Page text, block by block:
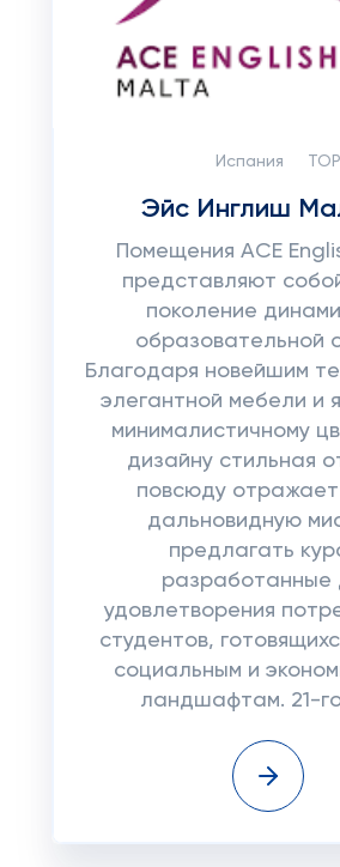
Испания
Эйс Инглиш
Помещения ACE
представляют
поколение
образовательной
Благодаря новейшим
элегантной мебели и
минималистичному
дизайну стильная
повсюду
дальновидную
предлагать
разработанные
удовлетворения
студентов,
социальным и
ландшафтам. 21-